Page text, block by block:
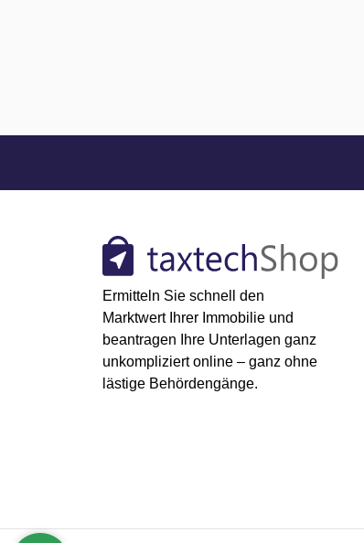
Ermitteln Sie schnell den
Marktwert Ihrer Immobilie und
beantragen Ihre Unterlagen ganz
unkompliziert online – ganz ohne
lästige Behördengänge.